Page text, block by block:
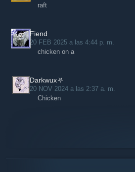
raft
Fiend
20 FEB 2025 a las 4:44 p. m.
chicken on a
Darkwux⛧
20 NOV 2024 a las 2:37 a. m.
Chicken